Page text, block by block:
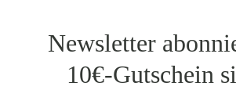
Newsletter
10€-Gutschein